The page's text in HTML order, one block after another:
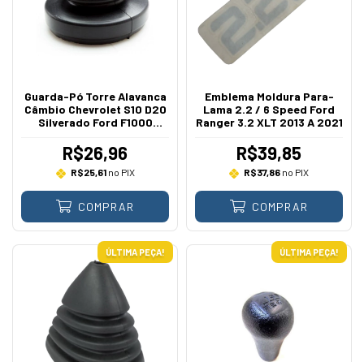
Guarda-Pó Torre Alavanca
Câmbio Chevrolet S10 D20
Silverado Ford F1000
Jeep Troller 2001 Em
Diante
R$26,96
R$25,61no PIX
COMPRAR
Emblema Moldura Para-
Lama 2.2 / 6 Speed Ford
Ranger 3.2 XLT 2013 A 2021
R$39,85
R$37,86 no PIX
COMPRAR
ÚLTIMA PEÇA! ÚLTIMA PEÇA!